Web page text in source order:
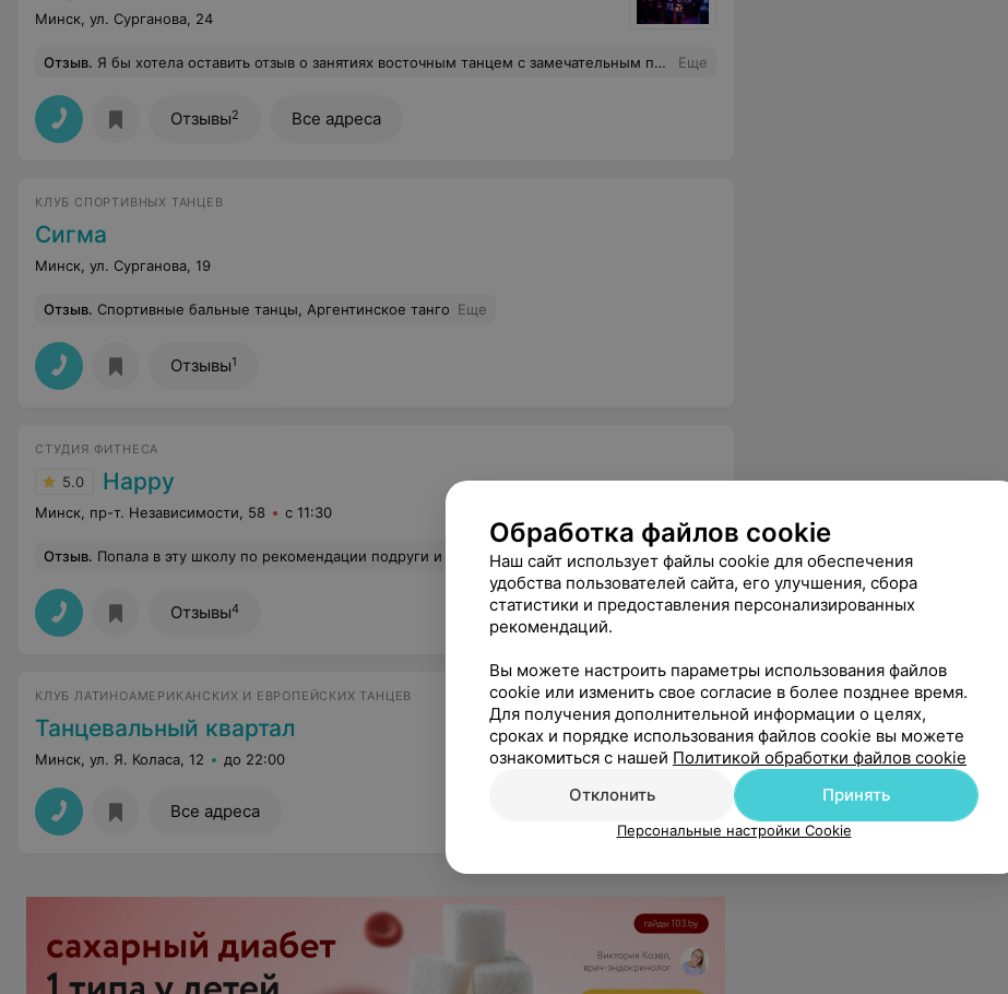
Минск, ул. Сурганова, 24
Отзыв. Я бы хотела оставить отзыв о занятиях восточным танцем с замечательным преподавателем - Светланой Муленко! Светлана отрытый, яркий и позитивный человек. На занятиях сразу чувствуешь себя не только в своей тарелке, но и в кругу семьи. Материал подается очень четко, понятно, подробно и терпеливо разъясняются все нюансы и техника движений.Светлана всегда наблюдает за всеми ученицами и если что-то не получается, сразу приходит на помощь и показывает лично для ученика. Час занятий пролетает легко и позитивно! Настроение во время и после урока просто на высоте! Спасибо огромное школе в целом и Светлане в частности за знакомство с миром танца и отличное самочувствие! С уважением, Ксения. Еще
Отзывы2 Все адреса
КЛУБ СПОРТИВНЫХ ТАНЦЕВ
Сигма
Минск, ул. Сурганова, 19
Отзыв. Спортивные бальные танцы, Аргентинское танго Еще
Отзывы1
СТУДИЯ ФИТНЕСА
5.0 Happy
Минск, пр-т. Независимости, 58 с 11:30
Отзыв. Попала в эту школу по рекомендации подруги и осталась очень довольна! Все понравилось. Еще
Отзывы4
КЛУБ ЛАТИНОАМЕРИКАНСКИХ И ЕВРОПЕЙСКИХ ТАНЦЕВ
Танцевальный квартал
Минск, ул. Я. Коласа, 12 до 22:00
Все адреса
Обработка файлов cookie
Наш сайт использует файлы cookie для обеспечения
удобства пользователей сайта, его улучшения, сбора
статистики и предоставления персонализированных
рекомендаций.
Вы можете настроить параметры использования файлов
cookie или изменить свое согласие в более позднее время.
Для получения дополнительной информации о целях,
сроках и порядке использования файлов cookie вы можете
ознакомиться с нашей Политикой обработки файлов cookie
Отклонить
Принять
Персональные настройки Cookie